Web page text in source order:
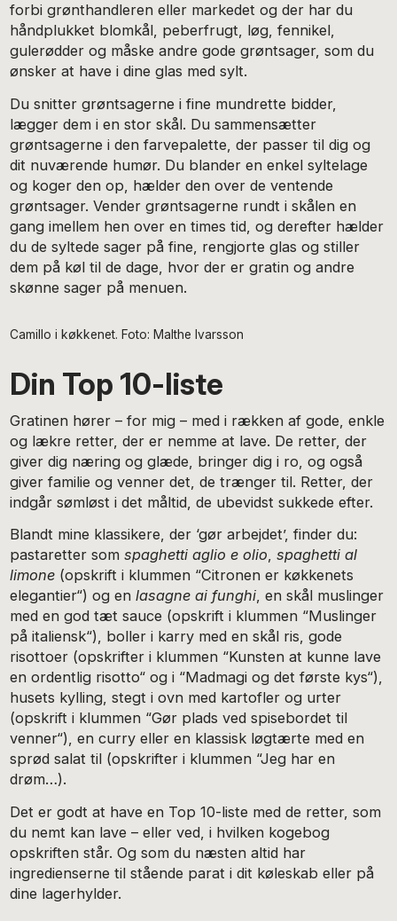
forbi grønthandleren eller markedet og der har du
håndplukket blomkål, peberfrugt, løg, fennikel,
gulerødder og måske andre gode grøntsager, som du
ønsker at have i dine glas med sylt.
Du snitter grøntsagerne i fine mundrette bidder,
lægger dem i en stor skål. Du sammensætter
grøntsagerne i den farvepalette, der passer til dig og
dit nuværende humør. Du blander en enkel syltelage
og koger den op, hælder den over de ventende
grøntsager. Vender grøntsagerne rundt i skålen en
gang imellem hen over en times tid, og derefter hælder
du de syltede sager på fine, rengjorte glas og stiller
dem på køl til de dage, hvor der er gratin og andre
skønne sager på menuen.
Camillo i køkkenet. Foto: Malthe Ivarsson
Din Top 10-liste
Gratinen hører – for mig – med i rækken af gode, enkle
og lækre retter, der er nemme at lave. De retter, der
giver dig næring og glæde, bringer dig i ro, og også
giver familie og venner det, de trænger til. Retter, der
indgår sømløst i det måltid, de ubevidst sukkede efter.
Blandt mine klassikere, der ‘gør arbejdet’, finder du:
pastaretter somspaghetti aglio e olio,spaghetti al
limone (opskrift i klummen “Citronen er køkkenets
elegantier“) og enlasagne ai funghi, en skål muslinger
med en god tæt sauce (opskrift i klummen “Muslinger
på italiensk“), boller i karry med en skål ris, gode
risottoer (opskrifter i klummen “Kunsten at kunne lave
en ordentlig risotto“ og i “Madmagi og det første kys“),
husets kylling, stegt i ovn med kartofler og urter
(opskrift i klummen “Gør plads ved spisebordet til
venner“), en curry eller en klassisk løgtærte med en
sprød salat til (opskrifter i klummen “Jeg har en
drøm…).
Det er godt at have en Top 10-liste med de retter, som
du nemt kan lave – eller ved, i hvilken kogebog
opskriften står. Og som du næsten altid har
ingredienserne til stående parat i dit køleskab eller på
dine lagerhylder.